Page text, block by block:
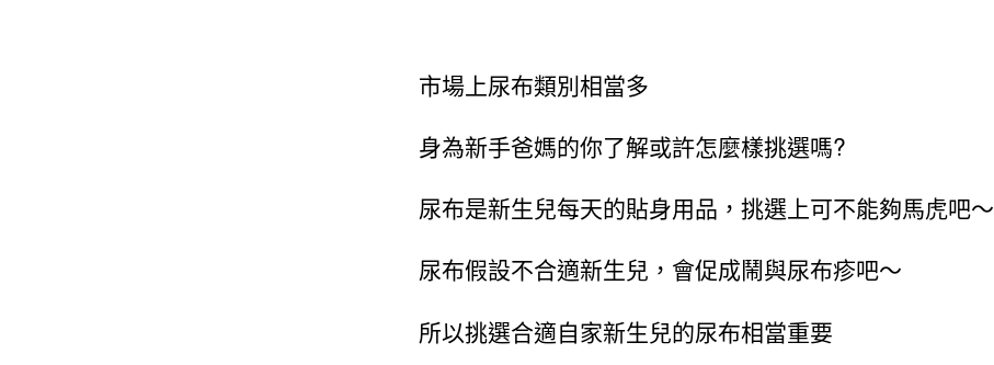
市場上尿布類別相當多
身為新手爸媽的你了解或許怎麼樣挑選嗎?
尿布是新生兒每天的貼身用品，挑選上可不能夠馬虎吧～
尿布假設不合適新生兒，會促成鬧與尿布疹吧～
所以挑選合適自家新生兒的尿布相當重要